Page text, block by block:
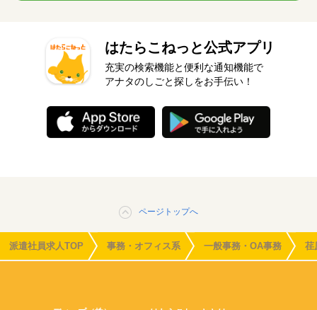
はたらこねっと公式アプリ
充実の検索機能と便利な通知機能で
アナタのしごと探しをお手伝い！
ページトップへ
派遣社員求人TOP 事務・オフィス系 一般事務・OA事務